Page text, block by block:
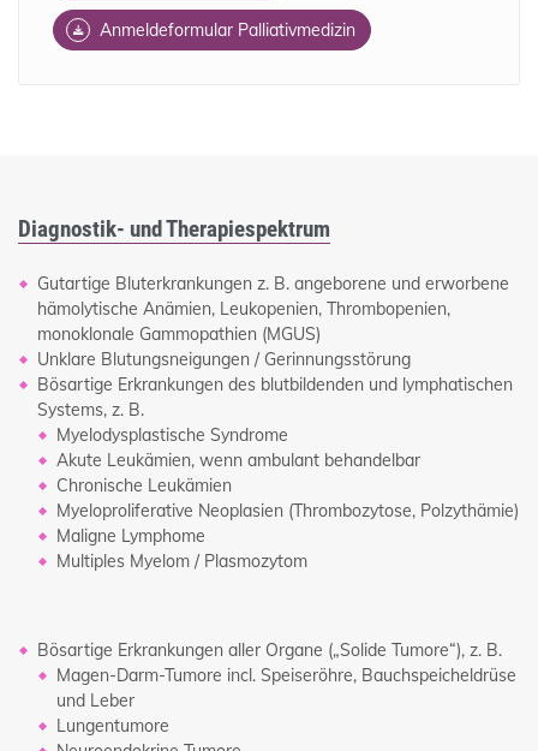
Anmeldeformular Palliativmedizin
Diagnostik- und Therapiespektrum
Gutartige Bluterkrankungen z. B. angeborene und erworbene
hämolytische Anämien, Leukopenien, Thrombopenien,
monoklonale Gammopathien (MGUS)
Unklare Blutungsneigungen / Gerinnungsstörung
Bösartige Erkrankungen des blutbildenden und lymphatischen
Systems, z. B.
Myelodysplastische Syndrome
Akute Leukämien, wenn ambulant behandelbar
Chronische Leukämien
Myeloproliferative Neoplasien (Thrombozytose, Polzythämie)
Maligne Lymphome
Multiples Myelom / Plasmozytom
Bösartige Erkrankungen aller Organe („Solide Tumore“), z. B.
Magen-Darm-Tumore incl. Speiseröhre, Bauchspeicheldrüse
und Leber
Lungentumore